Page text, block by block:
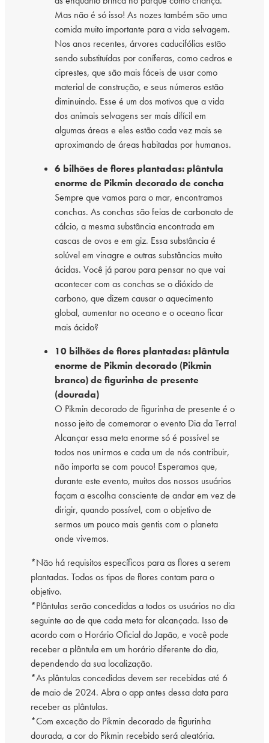
Mas não é só isso! As nozes também são uma
comida muito importante para a vida selvagem.
Nos anos recentes, árvores caducifólias estão
sendo substituídas por coníferas, como cedros e
ciprestes, que são mais fáceis de usar como
material de construção, e seus números estão
diminuindo. Esse é um dos motivos que a vida
dos animais selvagens ser mais difícil em
algumas áreas e eles estão cada vez mais se
aproximando de áreas habitadas por humanos.
6 bilhões de flores plantadas: plântula
enorme de Pikmin decorado de concha
Sempre que vamos para o mar, encontramos
conchas. As conchas são feias de carbonato de
cálcio, a mesma substância encontrada em
cascas de ovos e em giz. Essa substância é
solúvel em vinagre e outras substâncias muito
ácidas. Você já parou para pensar no que vai
acontecer com as conchas se o dióxido de
carbono, que dizem causar o aquecimento
global, aumentar no oceano e o oceano ficar
mais ácido?
10 bilhões de flores plantadas: plântula
enorme de Pikmin decorado (Pikmin
branco) de figurinha de presente
(dourada)
O Pikmin decorado de figurinha de presente é o
nosso jeito de comemorar o evento Dia da Terra!
Alcançar essa meta enorme só é possível se
todos nos unirmos e cada um de nós contribuir,
não importa se com pouco! Esperamos que,
durante este evento, muitos dos nossos usuários
façam a escolha consciente de andar em vez de
dirigir, quando possível, com o objetivo de
sermos um pouco mais gentis com o planeta
onde vivemos.
*Não há requisitos específicos para as flores a serem
plantadas. Todos os tipos de flores contam para o
objetivo.
*Plântulas serão concedidas a todos os usuários no dia
seguinte ao de que cada meta for alcançada. Isso de
acordo com o Horário Oficial do Japão, e você pode
receber a plântula em um horário diferente do dia,
dependendo da sua localização.
*As plântulas concedidas devem ser recebidas até 6
de maio de 2024. Abra o app antes dessa data para
receber as plântulas.
*Com exceção do Pikmin decorado de figurinha
dourada, a cor do Pikmin recebido será aleatória.